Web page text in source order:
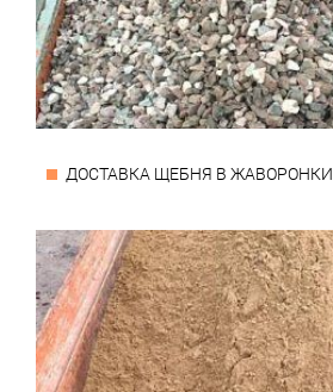
ДОСТАВКА ЩЕБНЯ В ЖАВОРОНКИ